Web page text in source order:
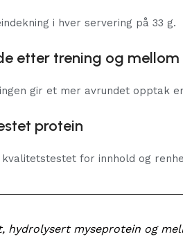
i hver servering på 33 g.
etter trening og
gir et mer avrundet opptak
protein
for innhold og
hydrolysert myseprotein og